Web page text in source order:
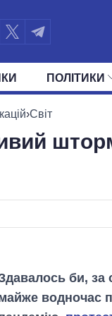
ПОЛIТИКИ
ПРЕЗИДЕНТ І ОФІС
›Світ
би, за
водночас